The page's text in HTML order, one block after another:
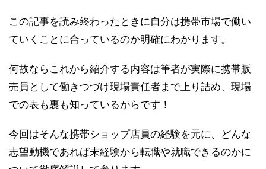
この記事を読み終わったときに自分は携帯市場で働い
ていくことに合っているのか明確にわかります。
何故ならこれから紹介する内容は筆者が実際に携帯販
売員として働きつづけ現場責任者まで上り詰め、現場
での表も裏も知っているからです！
今回はそんな携帯ショップ店員の経験を元に、どんな
志望動機であれば未経験から転職や就職できるのかに